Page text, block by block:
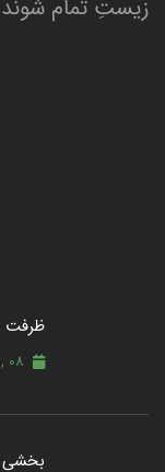
زیستِ تمام
ظرفت
08 , آگوست , 2026
بخشی